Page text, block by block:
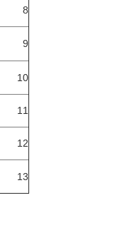
8
9
10
11
12
13